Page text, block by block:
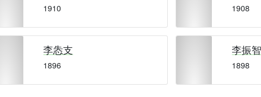
1910 1908
李怣支
1896
李振智
1898